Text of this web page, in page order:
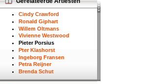
Cindy Crawford
Ronald Giphart
Willem Oltmans
Vivienne Westwood
Pieter Porsius
Pter Klashorst
Ingeborg Fransen
Petra Reijner
Brenda Schut